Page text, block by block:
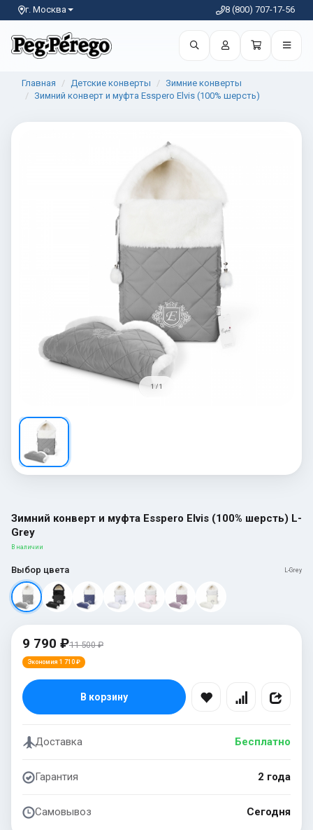
г. Москва 8 (800) 707-17-56
Главная Детские конверты
Зимние конверты
Зимний конверт и муфта Esspero Elvis (100% шерсть)
1 / 1
Зимний конверт и муфта Esspero Elvis (100% шерсть) L-
Grey
В наличии
Выбор цвета L-Grey
9 790 ₽11 500 ₽
Экономия 1 710 ₽
В корзину
Доставка Бесплатно
Гарантия 2 года
Самовывоз Сегодня